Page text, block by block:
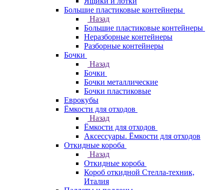
Большие пластиковые контейнеры
Назад
Большие пластиковые контейнеры
Неразборные контейнеры
Разборные контейнеры
Бочки
Назад
Бочки
Бочки металлические
Бочки пластиковые
Еврокубы
Ёмкости для отходов
Назад
Ёмкости для отходов
Аксессуары. Ёмкости для отходов
Откидные короба
Назад
Откидные короба
Короб откидной Стелла-техник,
Италия